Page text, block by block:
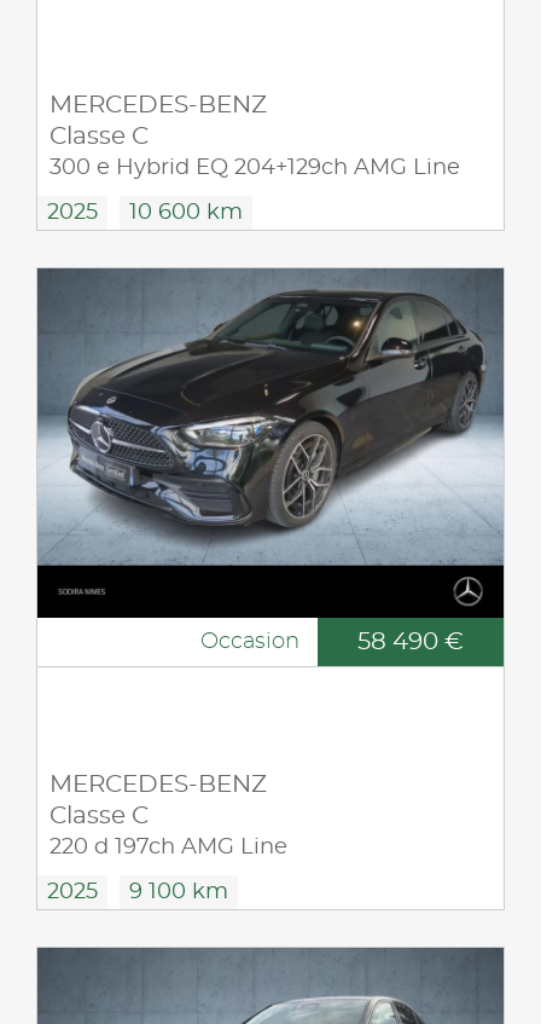
MERCEDES-BENZ
Classe C
300 e Hybrid EQ 204+129ch AMG Line
2025 10 600 km
Occasion 58 490 €
MERCEDES-BENZ
Classe C
220 d 197ch AMG Line
2025 9 100 km